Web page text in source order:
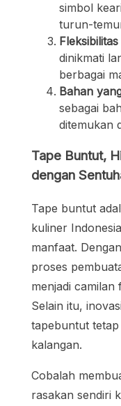
simbol
turun-
dinikmati
berbagai
Bahan
sebagai
ditemukan
Tape Buntut,
dengan
Tape buntut
kuliner
manfaat.
proses
menjadi
Selain itu,
tapebuntut
kalangan.
Cobalah
rasakan sendiri